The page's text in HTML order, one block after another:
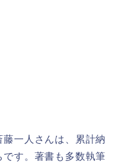
一人さんは、累計納
す。著書も多数執筆